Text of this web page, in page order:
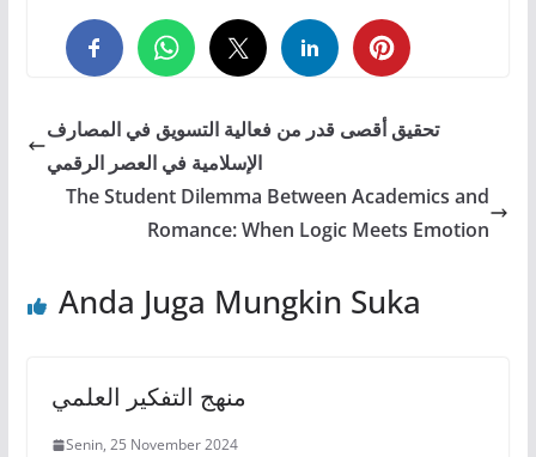
تحقيق أقصى قدر من فعالية التسويق في المصارف
الإسلامية في العصر الرقمي
The Student Dilemma Between Academics and
Romance: When Logic Meets Emotion
Anda Juga Mungkin Suka
منهج التفكير العلمي
Senin, 25 November 2024